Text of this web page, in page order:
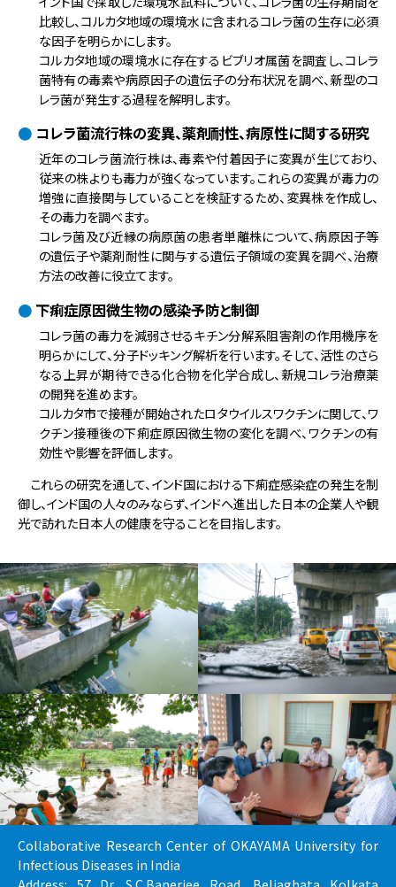
比較し、コルカタ地域の環境水に含まれるコレラ菌の生存に必須
な因子を明らかにします。
コルカタ地域の環境水に存在するビブリオ属菌を調査し、コレラ
菌特有の毒素や病原因子の遺伝子の分布状況を調べ、新型のコ
レラ菌が発生する過程を解明します。
コレラ菌流行株の変異、薬剤耐性、病原性に関する研究
近年のコレラ菌流行株は、毒素や付着因子に変異が生じており、
従来の株よりも毒力が強くなっています。これらの変異が毒力の
増強に直接関与していることを検証するため、変異株を作成し、
その毒力を調べます。
コレラ菌及び近縁の病原菌の患者単離株について、病原因子等
の遺伝子や薬剤耐性に関与する遺伝子領域の変異を調べ、治療
方法の改善に役立てます。
下痢症原因微生物の感染予防と制御
コレラ菌の毒力を減弱させるキチン分解系阻害剤の作用機序を
明らかにして、分子ドッキング解析を行います。そして、活性のさら
なる上昇が期待できる化合物を化学合成し、新規コレラ治療薬
の開発を進めます。
コルカタ市で接種が開始されたロタウイルスワクチンに関して、ワ
クチン接種後の下痢症原因微生物の変化を調べ、ワクチンの有
効性や影響を評価します。
これらの研究を通して、インド国における下痢症感染症の発生を制
御し、インド国の人々のみならず、インドへ進出した日本の企業人や観
光で訪れた日本人の健康を守ることを目指します。
Collaborative Research Center of OKAYAMA University for
Infectious Diseases in India